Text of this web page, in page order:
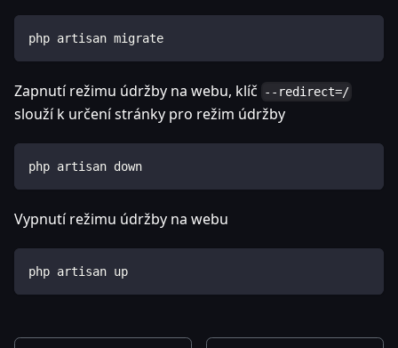
php artisan migrate
Zapnutí režimu údržby na webu, klíč --redirect=/
slouží k určení stránky pro režim údržby
php artisan down
Vypnutí režimu údržby na webu
php artisan up